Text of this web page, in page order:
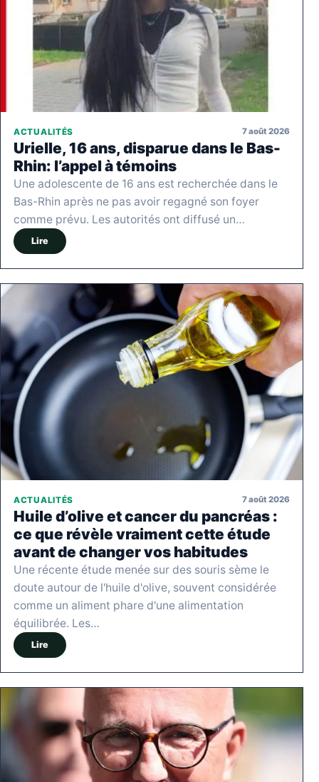
ACTUALITÉS 7 août 2026
Urielle, 16 ans, disparue dans le Bas-
Rhin: l’appel à témoins
Une adolescente de 16 ans est recherchée dans le
Bas-Rhin après ne pas avoir regagné son foyer
comme prévu. Les autorités ont diffusé un…
Lire
ACTUALITÉS 7 août 2026
Huile d’olive et cancer du pancréas :
ce que révèle vraiment cette étude
avant de changer vos habitudes
Une récente étude menée sur des souris sème le
doute autour de l'huile d'olive, souvent considérée
comme un aliment phare d'une alimentation
équilibrée. Les…
Lire